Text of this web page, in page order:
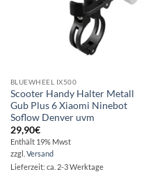
BLUEWHEEL IX500
Scooter Handy Halter Metall
Gub Plus 6 Xiaomi Ninebot
Soflow Denver uvm
29,90€
Enthält 19% Mwst
zzgl. Versand
Lieferzeit: ca. 2-3 Werktage